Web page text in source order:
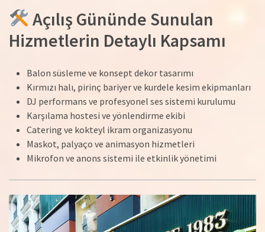
Açılış Gününde Sunulan
Hizmetlerin Detaylı Kapsamı
Balon süsleme ve konsept dekor tasarımı
Kırmızı halı, pirinç bariyer ve kurdele kesim ekipmanları
DJ performans ve profesyonel ses sistemi kurulumu
Karşılama hostesi ve yönlendirme ekibi
Catering ve kokteyl ikram organizasyonu
Maskot, palyaço ve animasyon hizmetleri
Mikrofon ve anons sistemi ile etkinlik yönetimi